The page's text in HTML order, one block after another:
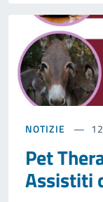
NOTIZIE
Pet
Assistiti